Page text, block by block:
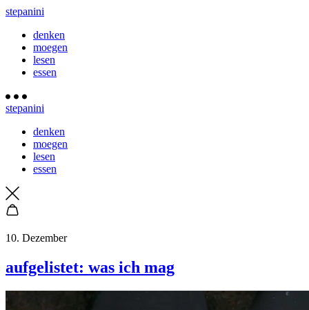
stepanini
denken
moegen
lesen
essen
stepanini
denken
moegen
lesen
essen
10. Dezember
aufgelistet: was ich mag